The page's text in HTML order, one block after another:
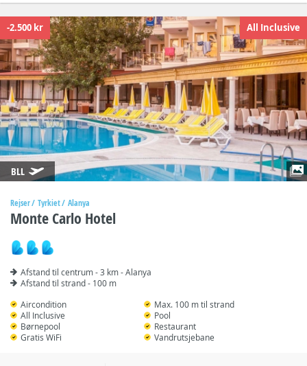
-2.500 kr All Inclusive
BLL
Rejser Tyrkiet Alanya
Monte Carlo Hotel
Afstand til centrum - 3 km - Alanya
Afstand til strand - 100 m
Aircondition
All Inclusive
Børnepool
Gratis WiFi
Max. 100 m til strand
Pool
Restaurant
Vandrutsjebane